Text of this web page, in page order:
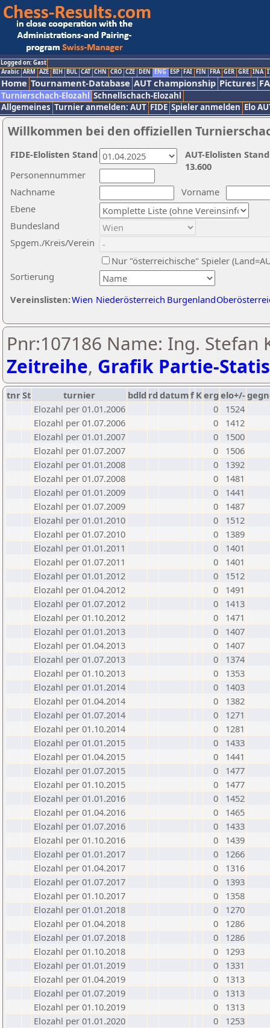
Logged on: Gast
Arabic ARM AZE BIH BUL CAT CHN CRO CZE DEN ENG ESP FAI FIN FRA GER GRE INA
Home Tournament-Database AUT championship Pictures
Turnierschach-Elozahl Schnellschach-Elozahl
Allgemeines Turnier anmelden: AUT FIDE Spieler anmelden Elo
Willkommen bei den offiziellen
Nachname
Vorname
Ebene
Sortierung
Personennummer
Bundesland
Spgem./Kreis/Verein
Nur "österreichische" Spieler
Vereinslisten:Wien Niederösterreich Burgenland
AUT-Elolisten
13.600
FIDE-Elolisten Stand
Pnr:107186 Name: Ing. Stefan
Zeitreihe, Grafik Partie-
tnrSt turnier bdld rd datumf Kerg elo+/-
Elozahl per 01.01.2006
0
1524
Elozahl per 01.07.2006
0
1412
Elozahl per 01.01.2007
0
1500
Elozahl per 01.07.2007
0
1506
Elozahl per 01.01.2008
0
1392
Elozahl per 01.07.2008
0
1481
Elozahl per 01.01.2009
0
1441
Elozahl per 01.07.2009
0
1487
Elozahl per 01.01.2010
0
1512
Elozahl per 01.07.2010
0
1389
Elozahl per 01.01.2011
0
1401
Elozahl per 01.07.2011
0
1401
Elozahl per 01.01.2012
0
1512
Elozahl per 01.04.2012
0
1491
Elozahl per 01.07.2012
0
1413
Elozahl per 01.10.2012
0
1471
Elozahl per 01.01.2013
0
1407
Elozahl per 01.04.2013
0
1407
Elozahl per 01.07.2013
0
1374
Elozahl per 01.10.2013
0
1353
Elozahl per 01.01.2014
0
1403
Elozahl per 01.04.2014
0
1382
Elozahl per 01.07.2014
0
1271
Elozahl per 01.10.2014
0
1281
Elozahl per 01.01.2015
0
1433
Elozahl per 01.04.2015
0
1441
Elozahl per 01.07.2015
0
1477
Elozahl per 01.10.2015
0
1477
Elozahl per 01.01.2016
0
1452
Elozahl per 01.04.2016
0
1465
Elozahl per 01.07.2016
0
1433
Elozahl per 01.10.2016
0
1439
Elozahl per 01.01.2017
0
1266
Elozahl per 01.04.2017
0
1316
Elozahl per 01.07.2017
0
1393
Elozahl per 01.10.2017
0
1358
Elozahl per 01.01.2018
0
1270
Elozahl per 01.04.2018
0
1286
Elozahl per 01.07.2018
0
1286
Elozahl per 01.10.2018
0
1293
Elozahl per 01.01.2019
0
1331
Elozahl per 01.04.2019
0
1313
Elozahl per 01.07.2019
0
1313
Elozahl per 01.10.2019
0
1313
Elozahl per 01.01.2020
0
1253